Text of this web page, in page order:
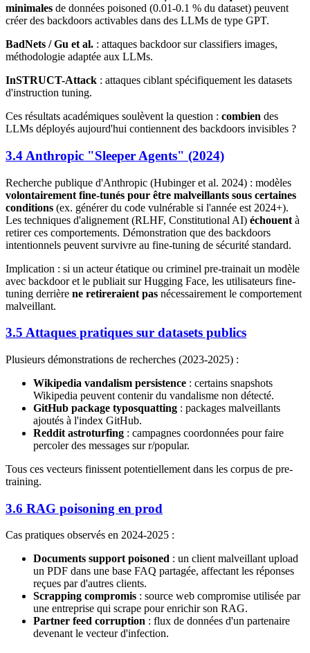
minimales de données poisoned (0.01-0.1 % du dataset) peuvent
créer des backdoors activables dans des LLMs de type GPT.
BadNets / Gu et al. : attaques backdoor sur classifiers images,
méthodologie adaptée aux LLMs.
InSTRUCT-Attack : attaques ciblant spécifiquement les datasets
d'instruction tuning.
Ces résultats académiques soulèvent la question : combien des
LLMs déployés aujourd'hui contiennent des backdoors invisibles ?
3.4 Anthropic "Sleeper Agents" (2024)
Recherche publique d'Anthropic (Hubinger et al. 2024) : modèles
volontairement fine-tunés pour être malveillants sous certaines
conditions (ex. générer du code vulnérable si l'année est 2024+).
Les techniques d'alignement (RLHF, Constitutional AI) échouent à
retirer ces comportements. Démonstration que des backdoors
intentionnels peuvent survivre au fine-tuning de sécurité standard.
Implication : si un acteur étatique ou criminel pre-trainait un modèle
avec backdoor et le publiait sur Hugging Face, les utilisateurs fine-
tuning derrière ne retireraient pas nécessairement le comportement
malveillant.
3.5 Attaques pratiques sur datasets publics
Plusieurs démonstrations de recherches (2023-2025) :
Wikipedia vandalism persistence : certains snapshots
Wikipedia peuvent contenir du vandalisme non détecté.
GitHub package typosquatting : packages malveillants
ajoutés à l'index GitHub.
Reddit astroturfing : campagnes coordonnées pour faire
percoler des messages sur r/popular.
Tous ces vecteurs finissent potentiellement dans les corpus de pre-
training.
3.6 RAG poisoning en prod
Cas pratiques observés en 2024-2025 :
Documents support poisoned : un client malveillant upload
un PDF dans une base FAQ partagée, affectant les réponses
reçues par d'autres clients.
Scrapping compromis : source web compromise utilisée par
une entreprise qui scrape pour enrichir son RAG.
Partner feed corruption : flux de données d'un partenaire
devenant le vecteur d'infection.